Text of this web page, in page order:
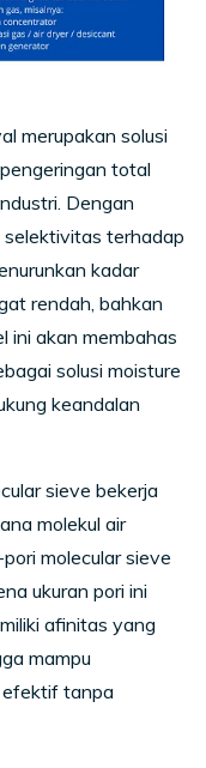
merupakan solusi
total
Dengan
terhadap
kadar
rendah, bahkan
ini akan membahas
solusi moisture
keandalan
sieve bekerja
molekul air
molecular sieve
ukuran pori ini
afinitas yang
mampu
efektif tanpa